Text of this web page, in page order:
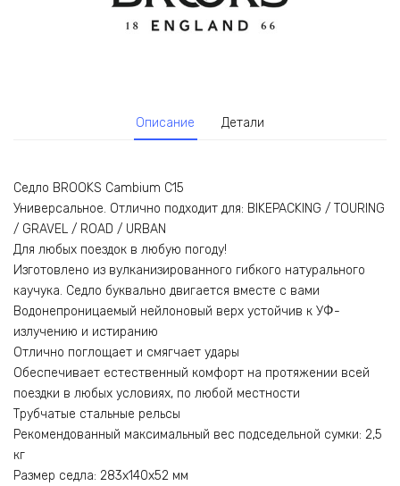
Описание Детали
Седло BROOKS Cambium C15
Универсальное. Отлично подходит для: BIKEPACKING / TOURING
/ GRAVEL / ROAD / URBAN
Для любых поездок в любую погоду!
Изготовлено из вулканизированного гибкого натурального
каучука. Седло буквально двигается вместе с вами
Водонепроницаемый нейлоновый верх устойчив к УФ-
излучению и истиранию
Отлично поглощает и смягчает удары
Обеспечивает естественный комфорт на протяжении всей
поездки в любых условиях, по любой местности
Трубчатые стальные рельсы
Рекомендованный максимальный вес подседельной сумки: 2,5
кг
Размер седла: 283х140х52 мм